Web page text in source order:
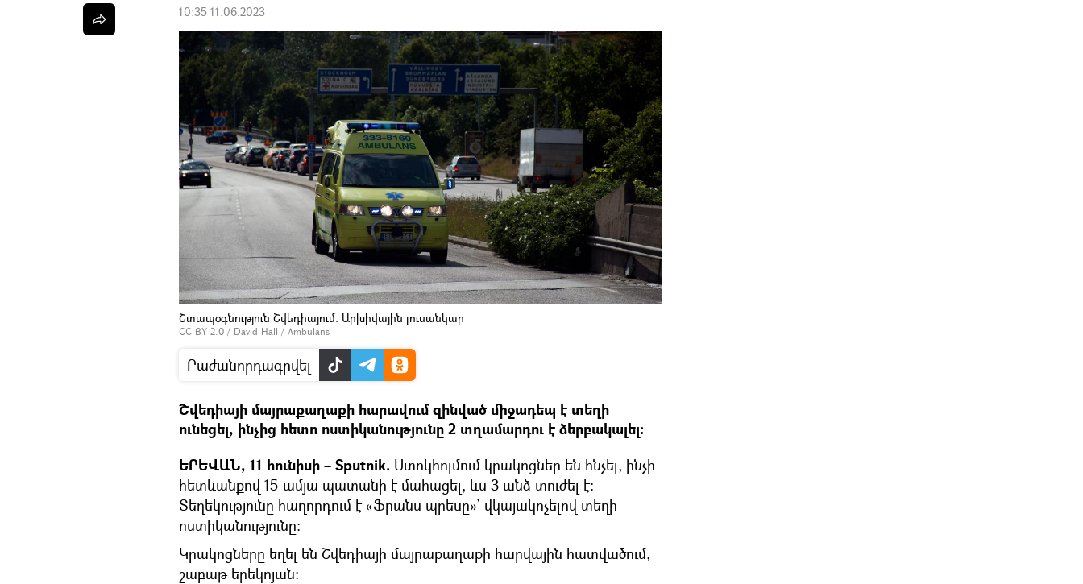
10:35 11.06.2023
Շտապօգնություն Շվեդիայում. Արխիվային լուսանկար
CC BY 2.0 / David Hall / Ambulans
Բաժանորդագրվել
Շվեդիայի մայրաքաղաքի հարավում զինված միջադեպ է տեղի
ունեցել, ինչից հետո ոստիկանությունը 2 տղամարդու է ձերբակալել։
ԵՐԵՎԱՆ, 11 հունիսի – Sputnik. Ստոկհոլմում կրակոցներ են հնչել, ինչի
հետևանքով 15-ամյա պատանի է մահացել, ևս 3 անձ տուժել է։
Տեղեկությունը հաղորդում է «Ֆրանս պրեսը»` վկայակոչելով տեղի
ոստիկանությունը։
Կրակոցները եղել են Շվեդիայի մայրաքաղաքի հարվային հատվածում,
շաբաթ երեկոյան։